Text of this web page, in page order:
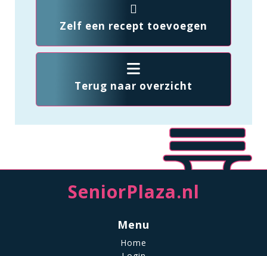
Zelf een recept toevoegen
Terug naar overzicht
SeniorPlaza.nl
Menu
Home